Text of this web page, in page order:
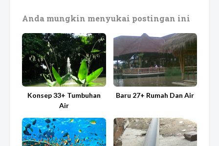
Anda mungkin menyukai postingan ini
Konsep 33+ Tumbuhan
Air
Baru 27+ Rumah Dan Air